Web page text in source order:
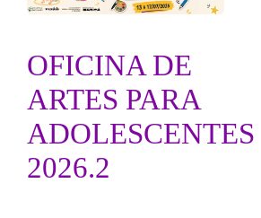
OFICINA DE
ARTES PARA
ADOLESCENTES
2026.2